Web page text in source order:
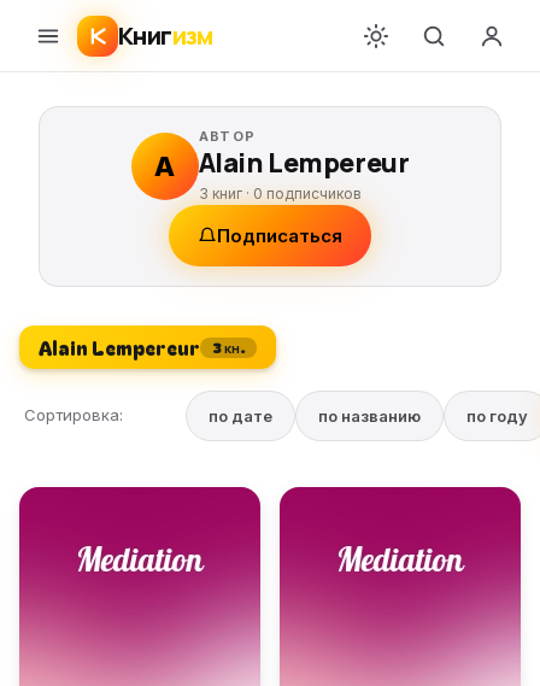
Книгизм
A
АВТОР
Alain Lempereur
3 книг · 0 подписчиков
Подписаться
Alain Lempereur 3 кн.
Сортировка: по дате по названию по году